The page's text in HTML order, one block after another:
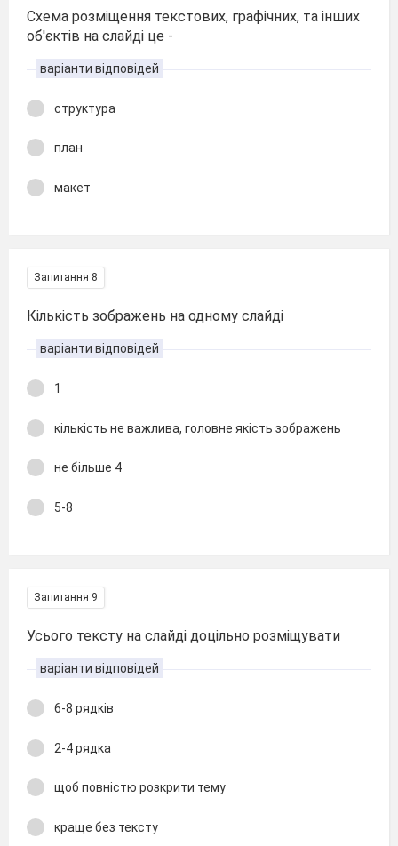
Схема розміщення текстових, графічних, та інших
об'єктів на слайді це -
варіанти відповідей
структура
план
макет
Запитання 8
Кількість зображень на одному слайді
варіанти відповідей
1
кількість не важлива, головне якість зображень
не більше 4
5-8
Запитання 9
Усього тексту на слайді доцільно розміщувати
варіанти відповідей
6-8 рядків
2-4 рядка
щоб повністю розкрити тему
краще без тексту